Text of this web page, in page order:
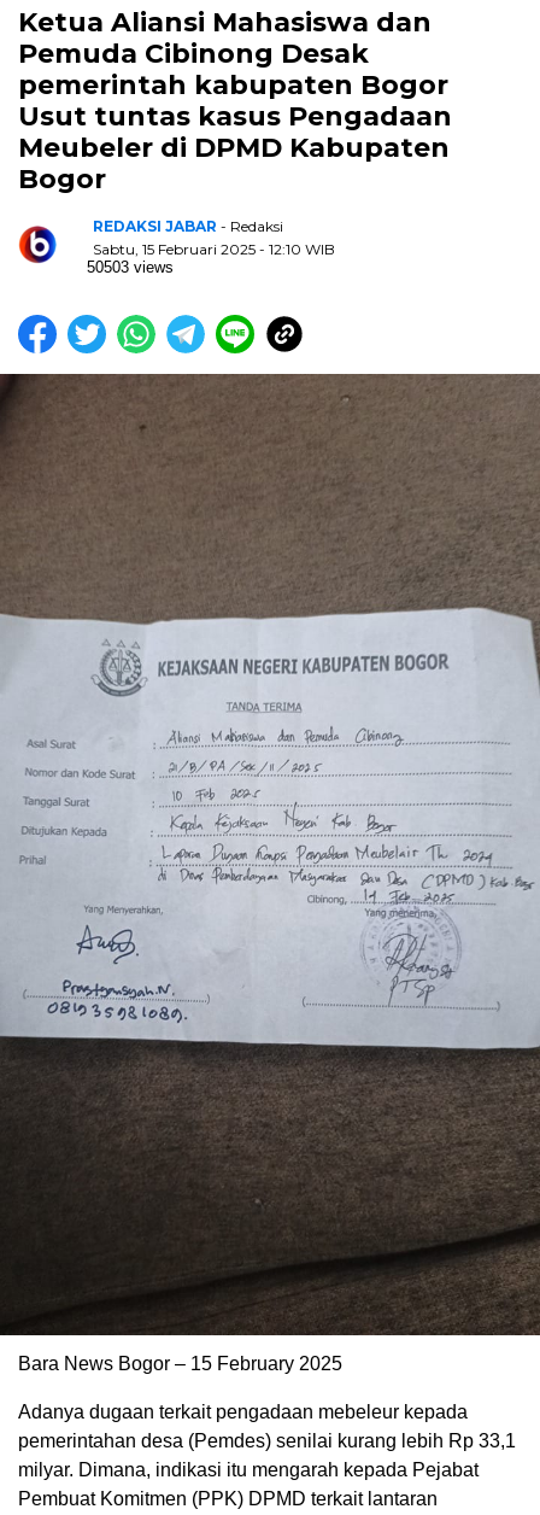
Ketua Aliansi Mahasiswa dan
Pemuda Cibinong Desak
pemerintah kabupaten Bogor
Usut tuntas kasus Pengadaan
Meubeler di DPMD Kabupaten
Bogor
REDAKSI JABAR - Redaksi
Sabtu, 15 Februari 2025 - 12:10 WIB
50503 views
Bara News Bogor – 15 February 2025
Adanya dugaan terkait pengadaan mebeleur kepada
pemerintahan desa (Pemdes) senilai kurang lebih Rp 33,1
milyar. Dimana, indikasi itu mengarah kepada Pejabat
Pembuat Komitmen (PPK) DPMD terkait lantaran